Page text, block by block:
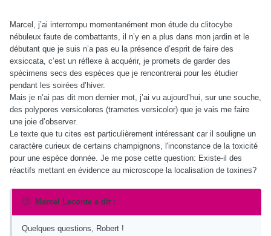
Marcel, j’ai interrompu momentanément mon étude du clitocybe
nébuleux faute de combattants, il n’y en a plus dans mon jardin et le
débutant que je suis n’a pas eu la présence d’esprit de faire des
exsiccata, c’est un réflexe à acquérir, je promets de garder des
spécimens secs des espèces que je rencontrerai pour les étudier
pendant les soirées d’hiver.
Mais je n’ai pas dit mon dernier mot, j’ai vu aujourd’hui, sur une souche,
des polypores versicolores (trametes versicolor) que je vais me faire
une joie d’observer.
Le texte que tu cites est particulièrement intéressant car il souligne un
caractère curieux de certains champignons, l'inconstance de la toxicité
pour une espèce donnée. Je me pose cette question: Existe-il des
réactifs mettant en évidence au microscope la localisation de toxines?
Marcel Leconte a dit :
Quelques questions, Robert !